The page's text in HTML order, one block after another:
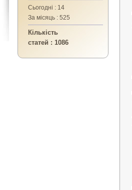
Сьогодні : 14
За місяць : 525
Кількість
статей : 1086